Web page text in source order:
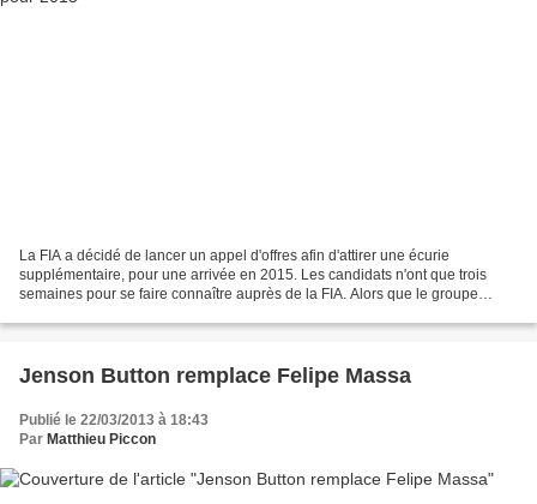
La FIA a décidé de lancer un appel d'offres afin d'attirer une écurie
supplémentaire, pour une arrivée en 2015. Les candidats n'ont que trois
semaines pour se faire connaître auprès de la FIA. Alors que le groupe
Jenson Button remplace Felipe Massa
Publié le 22/03/2013 à 18:43
Par Matthieu Piccon